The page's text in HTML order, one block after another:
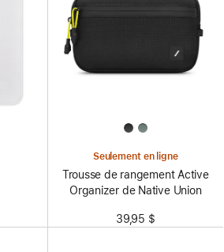
Seulement en ligne
Trousse de rangement Active
Organizer de Native Union
39,95 $